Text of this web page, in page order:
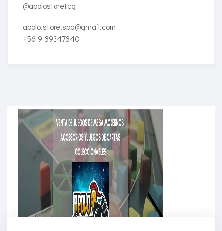
@apolostoretcg
apolo.store.spa@gmail.com
+56 9 89347840
Get unlimited access to 2,000 of Educati’s top
courses for your team.
Join Now